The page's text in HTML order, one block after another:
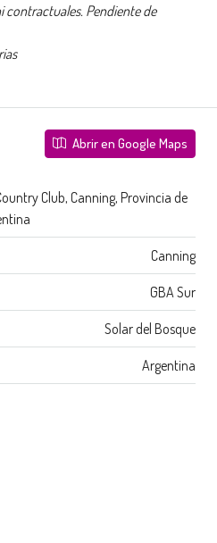
contractuales. Pendiente de
Abrir en Google Maps
Club, Canning, Provincia de
Canning
GBA Sur
Solar del Bosque
Argentina